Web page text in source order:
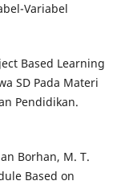
Variabel
Based Learning
SD Pada Materi
Pendidikan.
Borhan, M. T.
Based on